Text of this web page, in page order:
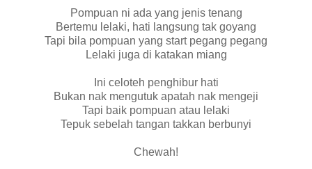
Pompuan ni ada yang jenis tenang
Bertemu lelaki, hati langsung tak goyang
Tapi bila pompuan yang start pegang pegang
Lelaki juga di katakan miang
Ini celoteh penghibur hati
Bukan nak mengutuk apatah nak mengeji
Tapi baik pompuan atau lelaki
Tepuk sebelah tangan takkan berbunyi
Chewah!